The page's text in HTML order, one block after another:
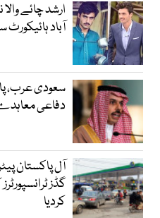
ارشد چائے
آباد ہائیکورٹ
سعودی عرب،
دفاعی معاہدے
آل پاکستان
گڈز
کردیا